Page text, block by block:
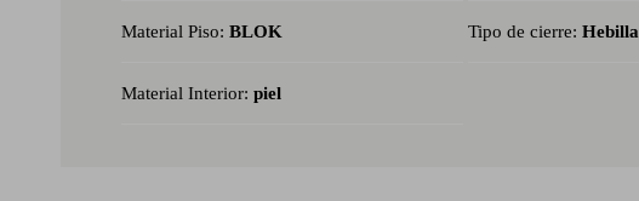
Material Piso: BLOK Tipo de cierre: Hebilla
Material Interior: piel